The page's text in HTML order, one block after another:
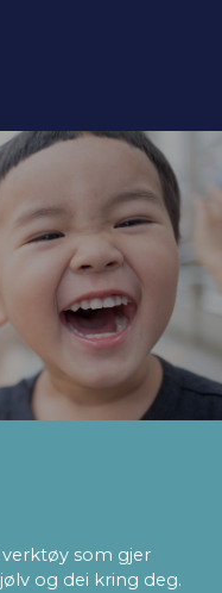
verktøy som gjer
og dei kring deg.